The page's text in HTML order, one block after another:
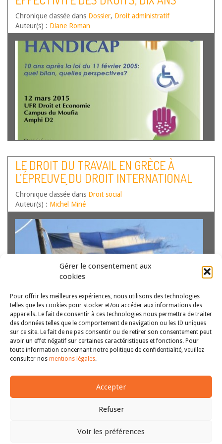
Gérer le consentement aux
cookies
Pour offrir les meilleures expériences, nous utilisons des technologies
telles que les cookies pour stocker et/ou accéder aux informations des
appareils. Le fait de consentir à ces technologies nous permettra de traiter
des données telles que le comportement de navigation ou les ID uniques
sur ce site. Le fait de ne pas consentir ou de retirer son consentement peut
avoir un effet négatif sur certaines caractéristiques et fonctions. Pour
toute information concernant notre politique de confidentialité, veuillez
consulter nos mentions légales.
Accepter
Refuser
Voir les préférences
de la jurisprudence Gisti et…Lire la suite
D’APPLICATION DE LA LOI HANDICAP
Chronique classée dans Dossier, Droit administratif
Auteur(s) : Diane Roman
transformation majeure de la société, par la
reconnaissance d’une définition moderne et complète du
handicap, la proclamation de différents droits
fondamentaux visant à garantir l’autonomie et la
citoyenneté des…Lire la suite
LE DROIT DU TRAVAIL EN GRÈCE À
L’ÉPREUVE DU DROIT INTERNATIONAL
ET EUROPÉEN
Chronique classée dans Droit social
Auteur(s) : Michel Miné
La République Hellénique est confrontée à une
contradiction découlant de l’obligation d’appliquer des
décisions d’institutions européennes contraires au droit de
l’Union européenne et au droit international. Obligée
d’appliquer ces décisions en application de Mémorandums